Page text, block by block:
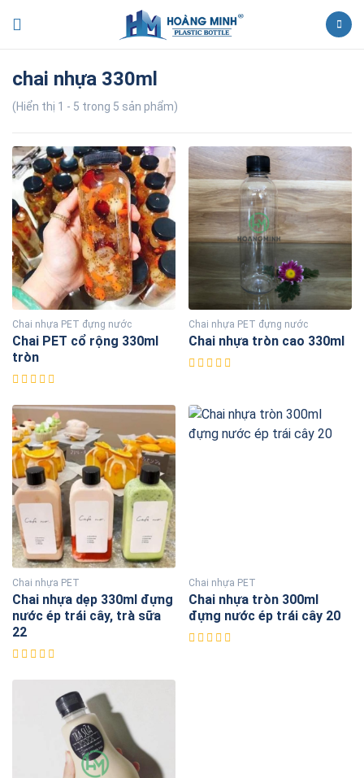
chai nhựa 330ml
(Hiển thị 1 - 5 trong 5 sản phẩm)
Chai nhựa PET đựng nước
Chai PET cổ rộng 330ml
tròn
Chai nhựa PET đựng nước
Chai nhựa tròn cao 330ml
Chai nhựa PET
Chai nhựa dẹp 330ml đựng
nước ép trái cây, trà sữa
22
Chai nhựa PET
Chai nhựa tròn 300ml
đựng nước ép trái cây 20